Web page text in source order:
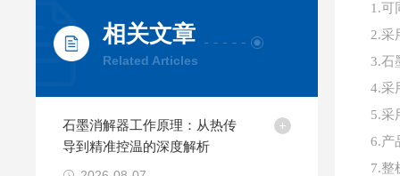
相关文章
Related Articles
石墨消解器工作原理：从热传
导到精准控温的深度解析
1.可
2.采
3.石
4.采
5.采
6.产
7.整